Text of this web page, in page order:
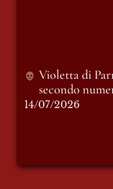
Violetta di
secondo
14/07/2026